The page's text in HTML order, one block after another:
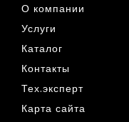
О компании
Услуги
Каталог
Контакты
Тех.эксперт
Карта сайта